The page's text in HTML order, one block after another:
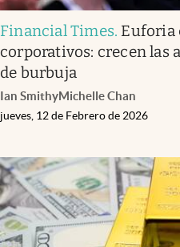
Financial Times. Euforia
corporativos: crecen las
de burbuja
Ian SmithyMichelle Chan
jueves, 12 de Febrero de 2026